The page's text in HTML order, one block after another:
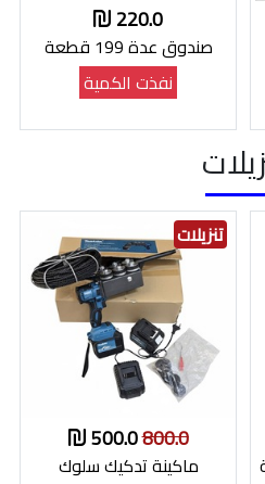
220.0
صندوق عدة 199 قطعة
نفذت الكمية
تنزيلات
800.0
500.0
ماكينة تدكيك سلوك